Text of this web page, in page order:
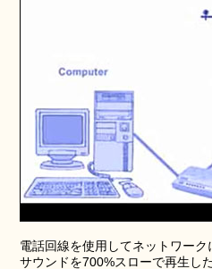
電話回線を使用してネットワー
サウンドを700%スローで再生し